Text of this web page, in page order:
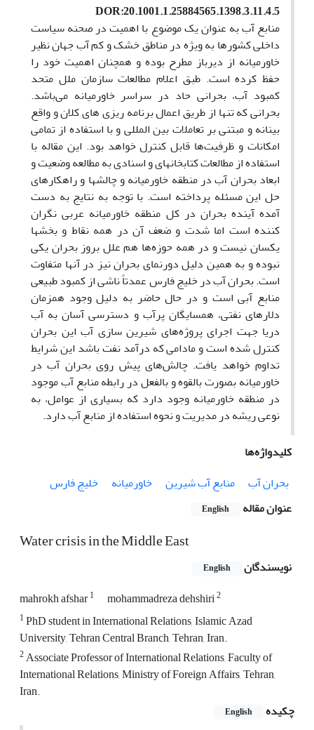
DOR:20.1001.1.25884565.1398.3.11.4.5
منابع آب به عنوان یک موضوع با اهمیت در صحنه سیاست
داخلی کشورها به ویژه در مناطق خشک و کم آب جهان نظیر
خاورمیانه از دیرباز مطرح بوده و همچنان اهمیت خود را
حفظ کرده است. طبق اعلام مطالعات سازمان ملل متحد
کمبود آب، بحرانی حاد در سراسر خاورمیانه می‌باشد.
بحرانی که تنها از طریق اعمال برنامه ریزی های کلان و واقع
بینانه و مبتنی بر تعاملات بین المللی و با استفاده از تمامی
امکانات و ظرفیت‌ها قابل کنترل خواهد بود. این مقاله با
استفاده از مطالعات کتابخانهای و اسنادی به مطالعه وضعیت و
ابعاد بحران آب در منطقه خاورمیانه و چالشها و راهکارهای
حل این مسئله پرداخته است. با توجه به نتایج به دست
آمده آینده بحران در کل منطقه خاورمیانه عربی نگران
کننده است اما شدت و ضعف آن در همه نقاط و بخشها
یکسان نیست و در همه حوزه‌ها هم علل بروز بحران یکی
نبوده و به همین دلیل دورنمای بحران نیز در آنها متفاوت
است. بحران آب در خلیج فارس عمدتاً ناشی از کمبود طبیعی
منابع آبی است و در حال حاضر به دلیل وجود همزمان
دلارهای نفتی، همسایگان پرآب و دسترسی آسان به آب
دریا جهت اجرای پروژه‌های شیرین سازی آب این بحران
کنترل شده است و مادامی که درآمد نفت باشد این شرایط
تداوم خواهد یافت. چالش‌های پیش روی بحران آب در
خاورمیانه بصورت بالقوه و بالفعل در رابطه منابع آب موجود
در منطقه خاورمیانه وجود دارد که بسیاری از عوامل، به
نوعی ریشه در مدیریت و نحوه استفاده از منابع آب دارد.
کلیدواژه‌ها
بحران آب
منابع آب شیرین خاورمیانه
خلیج فارس
عنوان مقاله
English
Water crisis in the Middle East
نویسندگان English
mahrokh afshar1 mohammadreza dehshiri2
1PhD student in International Relations, Islamic Azad
University, Tehran Central Branch, Tehran, Iran.
2Associate Professor of International Relations, Faculty of
International Relations, Ministry of Foreign Affairs, Tehran,
Iran.
چکیده
English